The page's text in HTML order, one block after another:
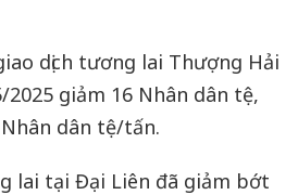
dịch tương lai Thượng Hải
2025 giảm 16 Nhân dân tệ,
dân tệ/tấn.
lai tại Đại Liên đã giảm bớt